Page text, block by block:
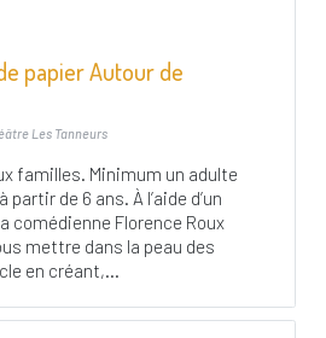
papier Autour de
Les Tanneurs
familles. Minimum un adulte
de 6 ans. À l’aide d’un
comédienne Florence Roux
mettre dans la peau des
en créant,...